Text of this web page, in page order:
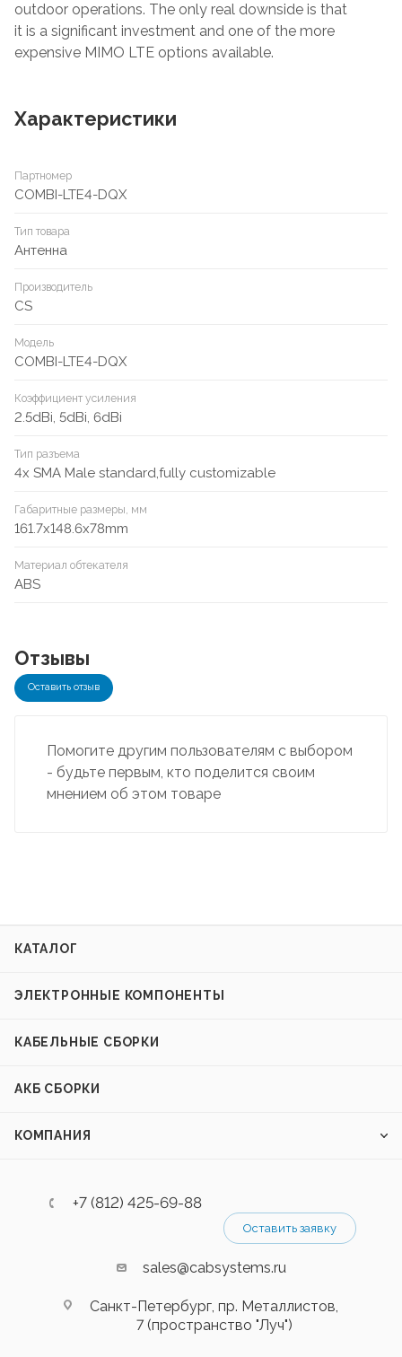
outdoor operations. The only real downside is that
it is a significant investment and one of the more
expensive MIMO LTE options available.
Характеристики
Партномер
COMBI-LTE4-DQX
Тип товара
Антенна
Производитель
CS
Модель
COMBI-LTE4-DQX
Коэффициент усиления
2.5dBi, 5dBi, 6dBi
Тип разъема
4x SMA Male standard,fully customizable
Габаритные размеры, мм
161.7x148.6x78mm
Материал обтекателя
ABS
Отзывы
Оставить отзыв
Помогите другим пользователям с выбором
- будьте первым, кто поделится своим
мнением об этом товаре
КАТАЛОГ
ЭЛЕКТРОННЫЕ КОМПОНЕНТЫ
КАБЕЛЬНЫЕ СБОРКИ
АКБ СБОРКИ
КОМПАНИЯ
+7 (812) 425-69-88
Оставить заявку
sales@cabsystems.ru
Санкт-Петербург, пр. Металлистов,
7 (пространство "Луч")